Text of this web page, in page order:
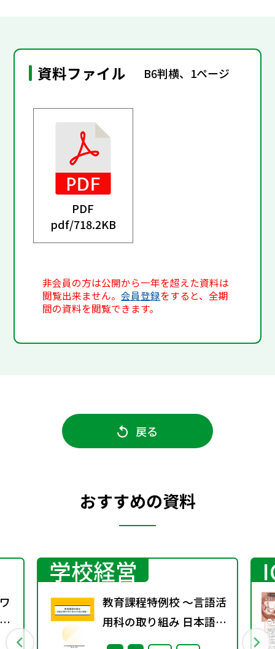
資料ファイル B6判横、1ページ
PDF
pdf/718.2KB
非会員の方は公開から一年を超えた資料は
閲覧出来ません。会員登録をすると、全期
間の資料を閲覧できます。
戻る
おすすめの資料
学校経営
教育課程特例校 ～言語活
用科の取り組み 日本語分
野編～